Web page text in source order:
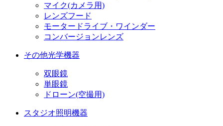
マイク(カメラ用)
レンズフード
モータードライブ・ワインダー
コンバージョンレンズ
その他光学機器
双眼鏡
単眼鏡
ドローン(空撮用)
スタジオ照明機器